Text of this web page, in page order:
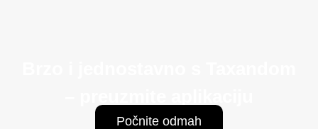
Počnite odmah